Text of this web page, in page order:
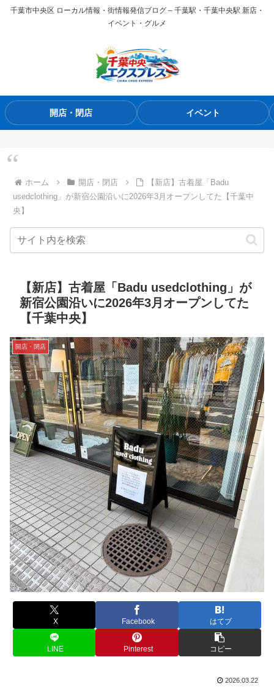
千葉市中央区 ローカル情報・街情報発信ブログ – 千葉駅・千葉中央駅 新店・
イベント・グルメ
開店・閉店 イベント
ホーム 開店・閉店
【新店】古着屋「Badu
usedclothing」が新宿公園沿いに2026年3月オープンしてた【千葉中
央】
【新店】古着屋「Badu usedclothing」が
新宿公園沿いに2026年3月オープンしてた
【千葉中央】
開店・閉店
X Facebook はてブ
LINE Pinterest コピー
2026.03.22